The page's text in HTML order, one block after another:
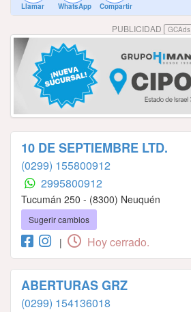
Llamar WhatsApp Compartir
PUBLICIDAD GCAds
10 DE SEPTIEMBRE LTD.
(0299) 155800912
2995800912
Tucumán 250 - (8300) Neuquén
Sugerir cambios
| Hoy cerrado.
ABERTURAS GRZ
(0299) 154136018